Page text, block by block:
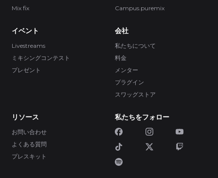
Mix fix
Campus.puremix
イベント
Livestreams
ミキシングコンテスト
プレゼント
会社
私たちについて
料金
メンター
プラグイン
スワッグストア
リソース
お問い合わせ
よくある質問
プレスキット
私たちをフォロー